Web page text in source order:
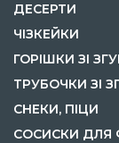
ДЕСЕРТИ
ЧІЗКЕЙКИ
ГОРІШКИ ЗІ
ТРУБОЧКИ ЗІ
СНЕКИ, ПІЦИ
СОСИСКИ ДЛЯ